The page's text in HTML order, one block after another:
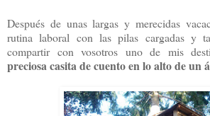
Después de unas largas y merecidas
rutina laboral con las pilas cargadas y
compartir con vosotros uno de mis
preciosa casita de cuento en lo alto de un